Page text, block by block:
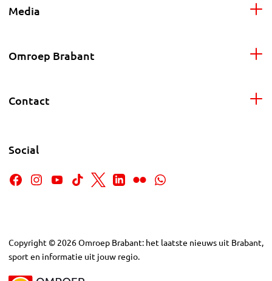
Media
Omroep Brabant
Contact
Social
Copyright © 2026Omroep Brabant: het laatste nieuws uit Brabant,
sport en informatie uit jouw regio.